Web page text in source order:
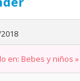
en: Bebes y niños »